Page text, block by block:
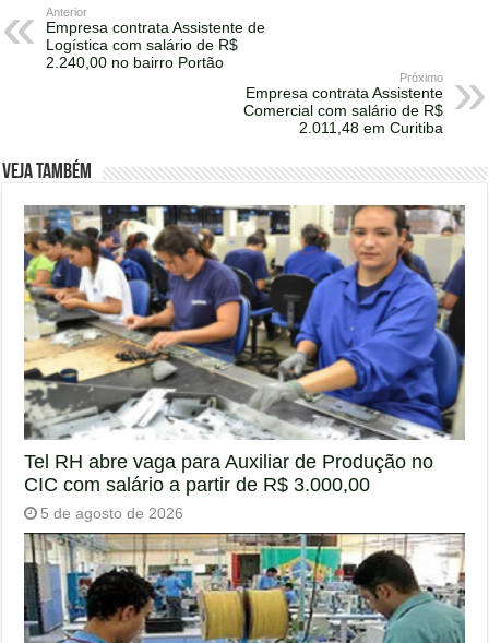
Anterior
Empresa contrata Assistente de
Logística com salário de R$
2.240,00 no bairro Portão
Próximo
Empresa contrata Assistente
Comercial com salário de R$
2.011,48 em Curitiba
Veja também
Tel RH abre vaga para Auxiliar de Produção no
CIC com salário a partir de R$ 3.000,00
5 de agosto de 2026